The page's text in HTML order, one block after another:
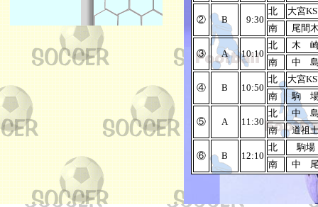
② B 9:30
北
大宮
南
尾間
③ A 10:10
北
木
南
中
④ B 10:50
北
大宮
南
駒
⑤ A 11:30
北
中
南
道祖
⑥ B 12:10
北
駒場
南
中